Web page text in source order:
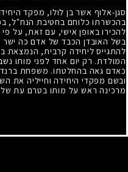
סגן-אלוף אשר בן לולו, מפקד
בהכשרתו כלוחם בחטיבת הנח"ל,
להכירו באופן אישי, עם זאת, על
בשל האובדן הכבד של אדם כה
להתגייס ליחידה קרבית, הנמצאת
המולדת. רק יום אחד לפני מותו
כאדם גאה בהחלטתו. משפחת
ובשם מפקדי היחידה וחייליה את
מרכינה ראש על מותו בטרם עת של